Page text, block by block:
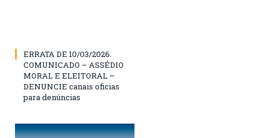
ERRATA DE 10/03/2026.
COMUNICADO – ASSÉDIO
MORAL E ELEITORAL –
DENUNCIE canais oficias
para denúncias